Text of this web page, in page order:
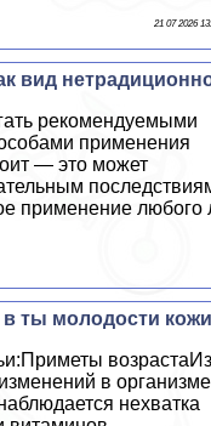
21 07 2026
вид
рекомендуемыми
применения
— это может
применение любого
ты молодости
в организме
нехватка